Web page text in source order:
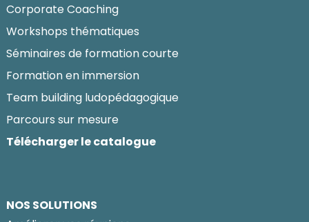
Corporate Coaching
Workshops thématiques
Séminaires de formation courte
Formation en immersion
Team building ludopédagogique
Parcours sur mesure
Télécharger le catalogue
NOS SOLUTIONS